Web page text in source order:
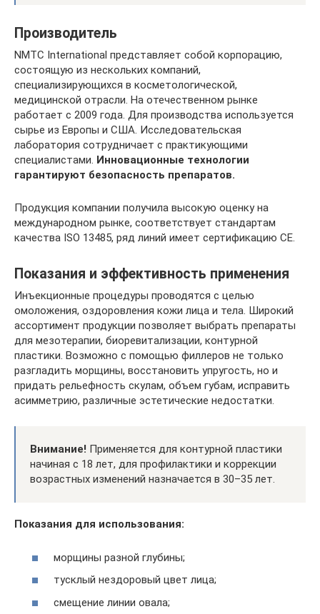
Производитель
NMTC International представляет собой корпорацию,
состоящую из нескольких компаний,
специализирующихся в косметологической,
медицинской отрасли. На отечественном рынке
работает с 2009 года. Для производства используется
сырье из Европы и США. Исследовательская
лаборатория сотрудничает с практикующими
специалистами. Инновационные технологии
гарантируют безопасность препаратов.
Продукция компании получила высокую оценку на
международном рынке, соответствует стандартам
качества ISO 13485, ряд линий имеет сертификацию СЕ.
Показания и эффективность применения
Инъекционные процедуры проводятся с целью
омоложения, оздоровления кожи лица и тела. Широкий
ассортимент продукции позволяет выбрать препараты
для мезотерапии, биоревитализации, контурной
пластики. Возможно с помощью филлеров не только
разгладить морщины, восстановить упругость, но и
придать рельефность скулам, объем губам, исправить
асимметрию, различные эстетические недостатки.
Внимание! Применяется для контурной пластики
начиная с 18 лет, для профилактики и коррекции
возрастных изменений назначается в 30–35 лет.
Показания для использования:
морщины разной глубины;
тусклый нездоровый цвет лица;
смещение линии овала;